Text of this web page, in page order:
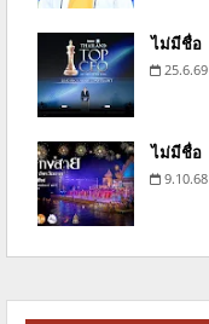
ไม่มีชื่อ
25.6.69
ไม่มีชื่อ
9.10.68